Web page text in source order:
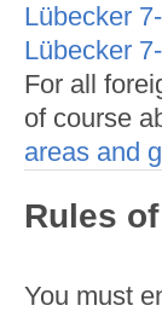
Lübecker
Lübecker
For all
of course
areas and
Rules
You must